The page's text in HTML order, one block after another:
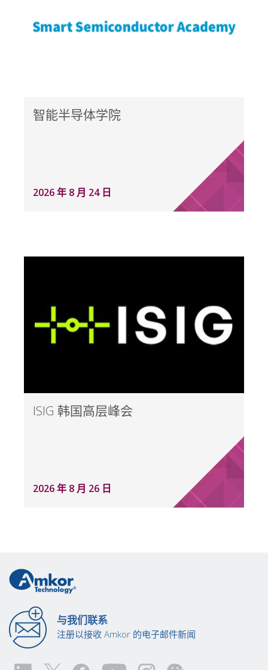
智能半导体学院
2026 年 8 月 24 日
ISIG 韩国高层峰会
2026 年 8 月 26 日
与我们联系
注册以接收 Amkor 的电子邮件新闻